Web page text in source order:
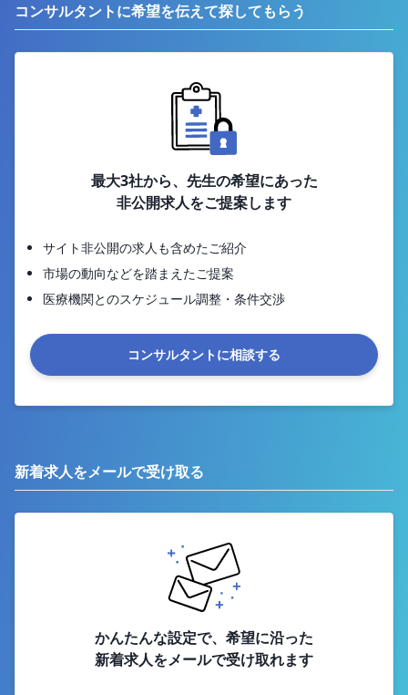
コンサルタントに希望を伝えて探してもらう
最大3社から、先生の希望にあった
非公開求人をご提案します
サイト非公開の求人も含めたご紹介
市場の動向などを踏まえたご提案
医療機関とのスケジュール調整・条件交渉
コンサルタントに相談する
新着求人をメールで受け取る
かんたんな設定で、希望に沿った
新着求人をメールで受け取れます